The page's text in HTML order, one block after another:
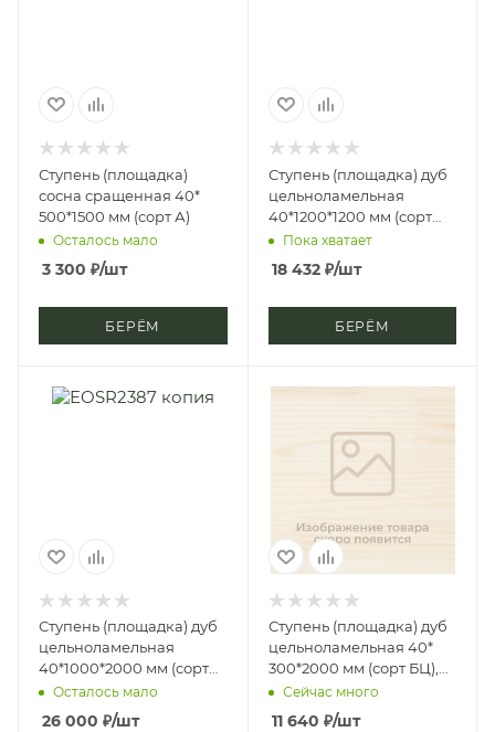
Ступень (площадка)
сосна сращенная 40*
500*1500 мм (сорт А)
Осталось мало
3 300 ₽/шт
БЕРЁМ
Ступень (площадка) дуб
цельноламельная
40*1200*1200 мм (сорт
Экстра)
Пока хватает
18 432₽/шт
БЕРЁМ
Ступень (площадка) дуб
цельноламельная
40*1000*2000 мм (сорт
Экстра)
Осталось мало
26 000 ₽/шт
Ступень (площадка) дуб
цельноламельная 40*
300*2000 мм (сорт БЦ),
однослойная
Сейчас много
11 640 ₽/шт